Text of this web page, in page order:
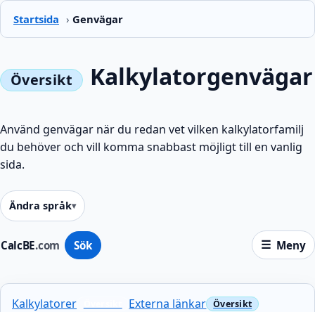
Startsida › Genvägar
CalcBE.com Sök Meny
Kalkylatorgenvägar
Använd genvägar när du redan vet vilken kalkylatorfamilj
du behöver och vill komma snabbast möjligt till en vanlig
sida.
Ändra språk
Kalkylatorer
Externa länkar